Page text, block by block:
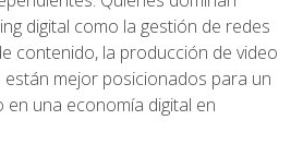
digital como la gestión de redes
contenido, la producción de video
están mejor posicionados para un
una economía digital en